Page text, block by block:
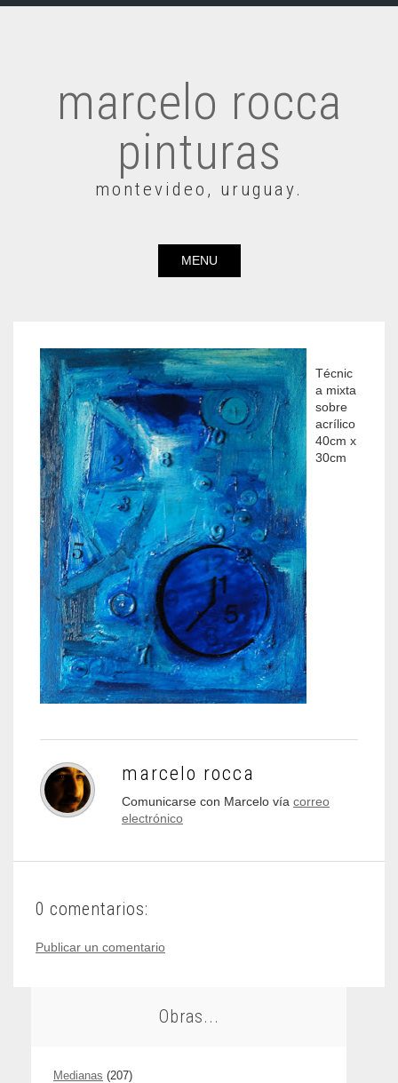
marcelo rocca
pinturas
montevideo, uruguay.
MENU
Técnic
a mixta
sobre
acrílico
40cm x
30cm
marcelo rocca
Comunicarse con Marcelo vía correo
electrónico
0 comentarios:
Publicar un comentario
Obras...
Medianas (207)